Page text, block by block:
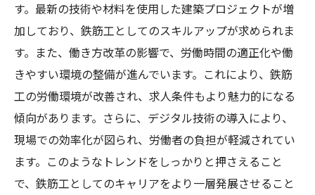
す。最新の技術や材料を使用した建築プロジェクトが増
加しており、鉄筋工としてのスキルアップが求められま
す。また、働き方改革の影響で、労働時間の適正化や働
きやすい環境の整備が進んでいます。これにより、鉄筋
工の労働環境が改善され、求人条件もより魅力的になる
傾向があります。さらに、デジタル技術の導入により、
現場での効率化が図られ、労働者の負担が軽減されてい
ます。このようなトレンドをしっかりと押さえること
で、鉄筋工としてのキャリアをより一層発展させること